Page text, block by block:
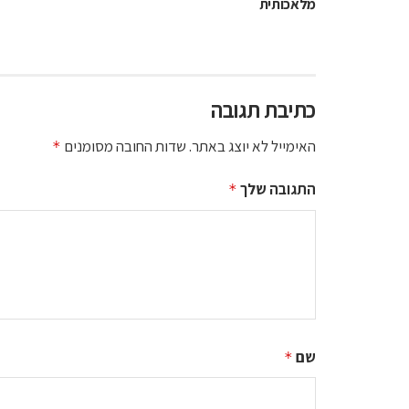
מלאכותית
כתיבת תגובה
האימייל לא יוצג באתר.שדות החובה מסומנים *
התגובה שלך *
שם *